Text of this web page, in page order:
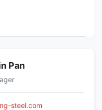
Pan
steel.com